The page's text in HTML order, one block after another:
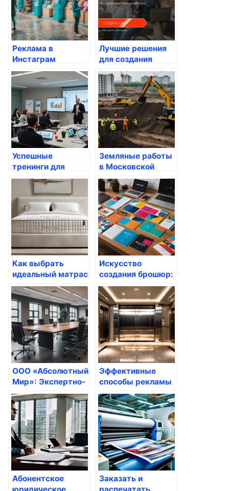
Реклама в
Инстаграм
Алматы:
Ключевые
решения для
вашего бизнеса и
продвижения
Лучшие решения
для создания
сайтов: Как
выбрать
подходящий
шаблон на Tobiz
Успешные
тренинги для
отдела продаж в
Москве: Zabara
Consult
Земляные работы
в Московской
области: как
выбрать
подрядчика и на
что обратить
внимание
Как выбрать
идеальный матрас
для вашего сна
Искусство
создания брошюр:
как завоевать
внимание вашей
аудитории
ООО «Абсолютный
Мир»: Экспертно-
сравнительный
анализ
Эффективные
способы рекламы
в лифтах Астаны:
Возможности от
Astana Advertising
Абонентское
юридическое
Заказать и
распечатать